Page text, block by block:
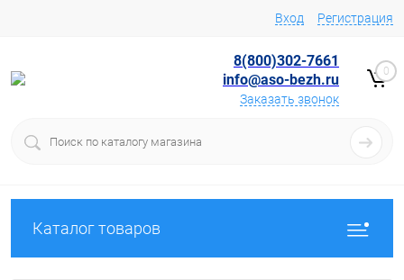
Вход Регистрация
8(800)302-7661
info@aso-bezh.ru
Заказать звонок
0
Каталог товаров